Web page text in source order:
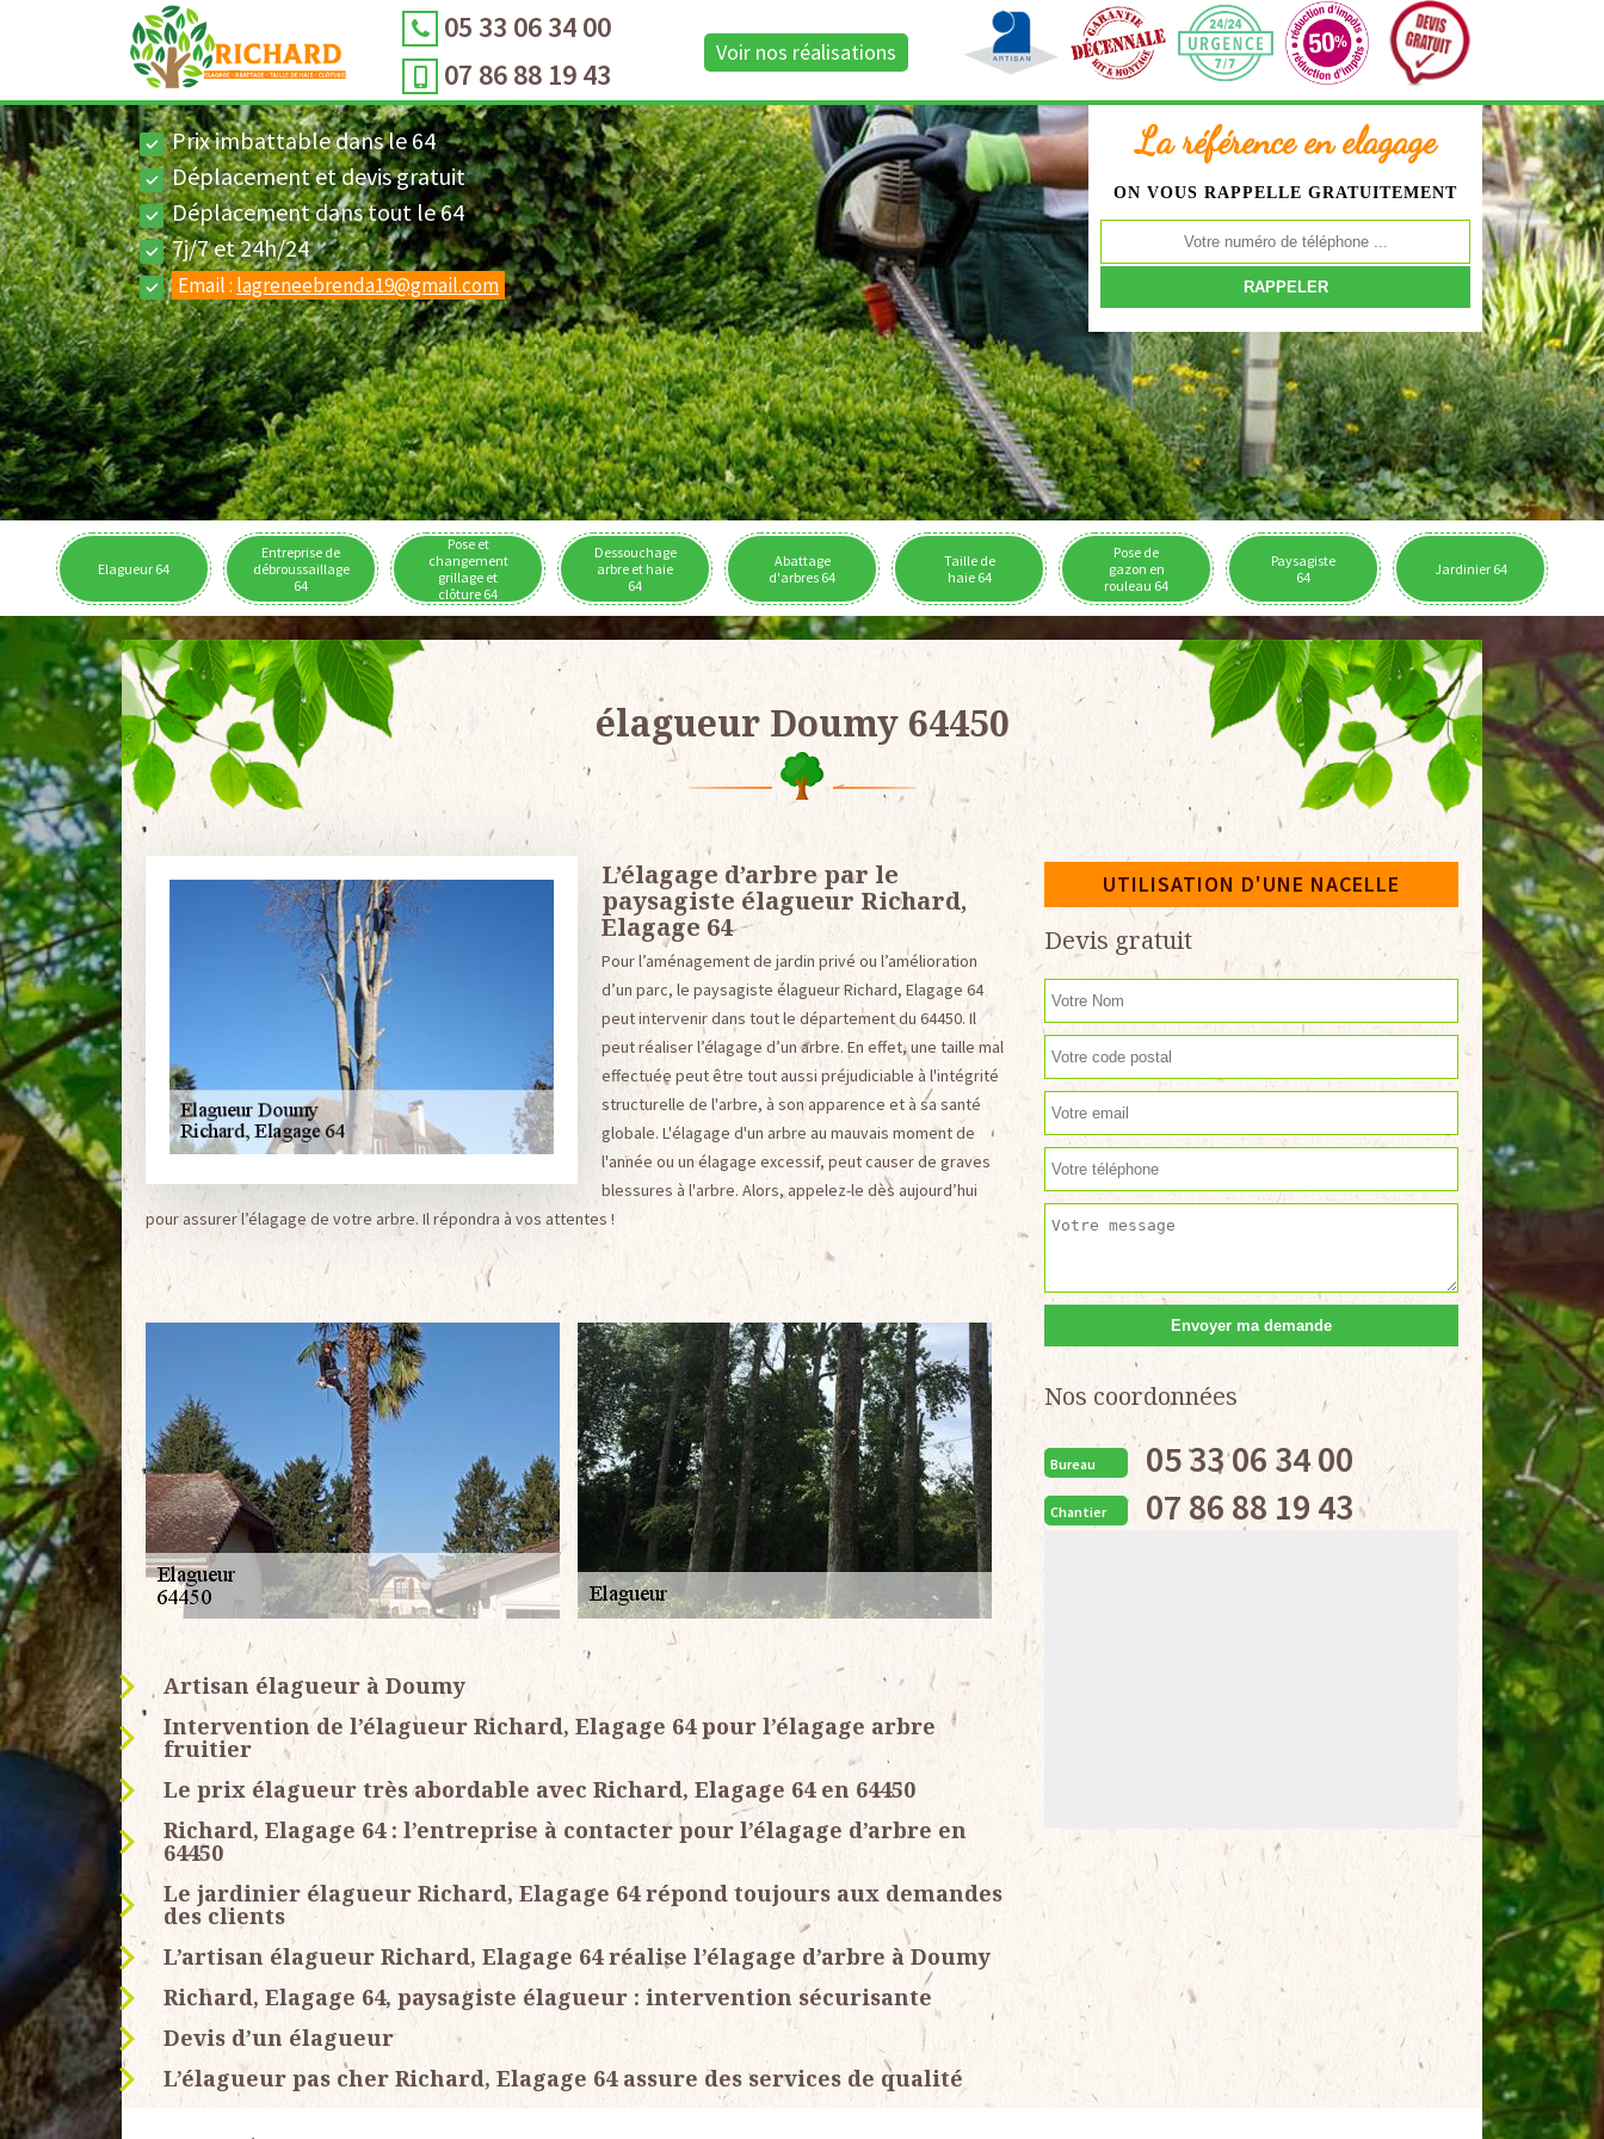
05 33 06 34 00
07 86 88 19 43
Voir nos réalisations
La référence en elagage
ON VOUS RAPPELLE GRATUITEMENT
Prix imbattable dans le 64
Déplacement et devis gratuit
Déplacement dans tout le 64
7j/7 et 24h/24
Email : lagreneebrenda19@gmail.com
Elagueur 64
Entreprise de
débroussaillage
64
Pose et
changement
grillage et
clôture 64
Dessouchage
arbre et haie
64
Abattage
d'arbres 64
Taille de
haie 64
Pose de
gazon en
rouleau 64
Paysagiste
64
Jardinier 64
élagueur Doumy 64450
L’élagage d’arbre par le
paysagiste élagueur Richard,
Elagage 64
Pour l’aménagement de jardin privé ou l’amélioration
d’un parc, le paysagiste élagueur Richard, Elagage 64
peut intervenir dans tout le département du 64450. Il
peut réaliser l’élagage d’un arbre. En effet, une taille mal
effectuée peut être tout aussi préjudiciable à l'intégrité
structurelle de l'arbre, à son apparence et à sa santé
globale. L'élagage d'un arbre au mauvais moment de
l'année ou un élagage excessif, peut causer de graves
blessures à l'arbre. Alors, appelez-le dès aujourd’hui
pour assurer l’élagage de votre arbre. Il répondra à vos attentes !
Artisan élagueur à Doumy
Intervention de l’élagueur Richard, Elagage 64 pour l’élagage arbre
fruitier
Le prix élagueur très abordable avec Richard, Elagage 64 en 64450
Richard, Elagage 64 : l’entreprise à contacter pour l’élagage d’arbre en
64450
Le jardinier élagueur Richard, Elagage 64 répond toujours aux demandes
des clients
L’artisan élagueur Richard, Elagage 64 réalise l’élagage d’arbre à Doumy
Richard, Elagage 64, paysagiste élagueur : intervention sécurisante
Devis d’un élagueur
L’élagueur pas cher Richard, Elagage 64 assure des services de qualité
UTILISATION D'UNE NACELLE
Devis gratuit
Nos coordonnées
Bureau 05 33 06 34 00
Chantier 07 86 88 19 43